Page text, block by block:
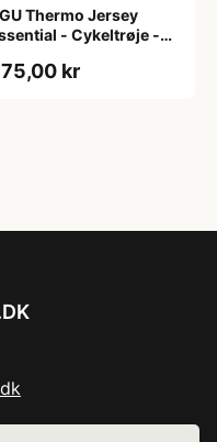
Thermo Jersey
- Cykeltrøje -
kr